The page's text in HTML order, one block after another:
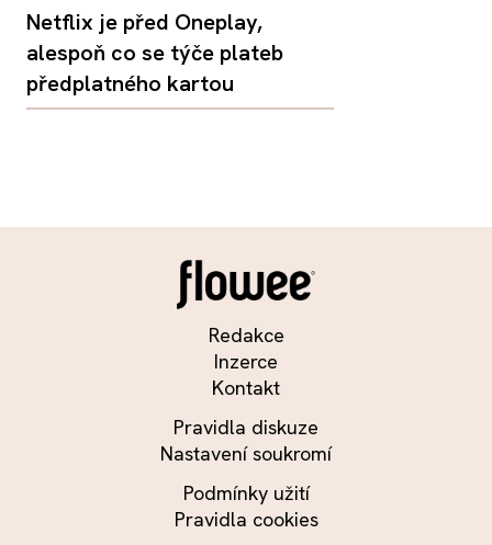
Netflix je před Oneplay,
alespoň co se týče plateb
předplatného kartou
Redakce
Inzerce
Kontakt
Pravidla diskuze
Nastavení soukromí
Podmínky užití
Pravidla cookies